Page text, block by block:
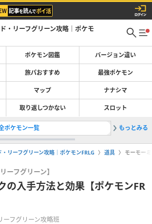
・リーフグリーン攻略｜ポケモ
ポケモン図鑑 バージョン違い
旅パおすすめ 最強ポケモン
マップ ナナシマ
取り返しつかない スロット
ポケモン一覧 2ストー
もっとみる
リーフグリーン攻略｜ポケモンFRLG 道具 モーモー
ーフグリーン】
の入手方法と効果【ポケモンFR
ーフグリーン攻略班